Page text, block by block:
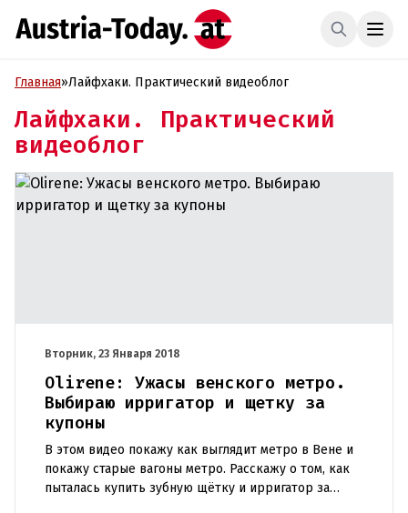
Главная»Лайфхаки. Практический видеоблог
Лайфхаки. Практический
видеоблог
Вторник, 23 Января 2018
Olirene: Ужасы венского метро.
Выбираю ирригатор и щетку за
купоны
В этом видео покажу как выглядит метро в Вене и
покажу старые вагоны метро. Расскажу о том, как
пыталась купить зубную щётку и ирригатор за